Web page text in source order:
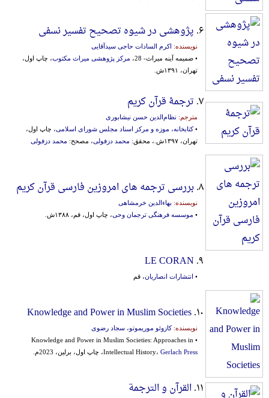
۶. پژوهشی در شیوه تصحیح تفسیر نسفی
نویسنده: اکرم السادات حاجی سیدآقایی
• ضمیمه آینه میراث- 28،
مرکز پژوهشی میراث مکتوب، چاپ اول،
تهران، ۱۳۹۱ش.
۷. ترجمۀ قرآن کریم
مترجم: نظام‌الدین حسن نیشابوری
•کتابخانه، موزه و مرکز اسناد مجلس شورای اسلامی، چاپ اول،
تهران، ۱۳۹۷ش.، محقق:
محمد دزفولی، مصحح: محمد دزفولی
۸. بررسی ترجمه های امروزین فارسی قرآن کریم
نویسنده: بهاءالدین خرمشاهی
• موسسه فرهنگی ترجمان وحی، چاپ اول، قم، ۱۳۸۸ش.
۹. LE CORAN
• انتشارات انصاریان، قم
۱۰. Knowledge and Power in Muslim Societies
نویسنده:کازوئو موریموتو، سجاد رضوی
• Knowledge and Power in Muslim Societies: Approaches in
Intellectual History، Gerlach Press ، چاپ اول، برلین، 2023م.
۱۱. القرآن و الترجمة